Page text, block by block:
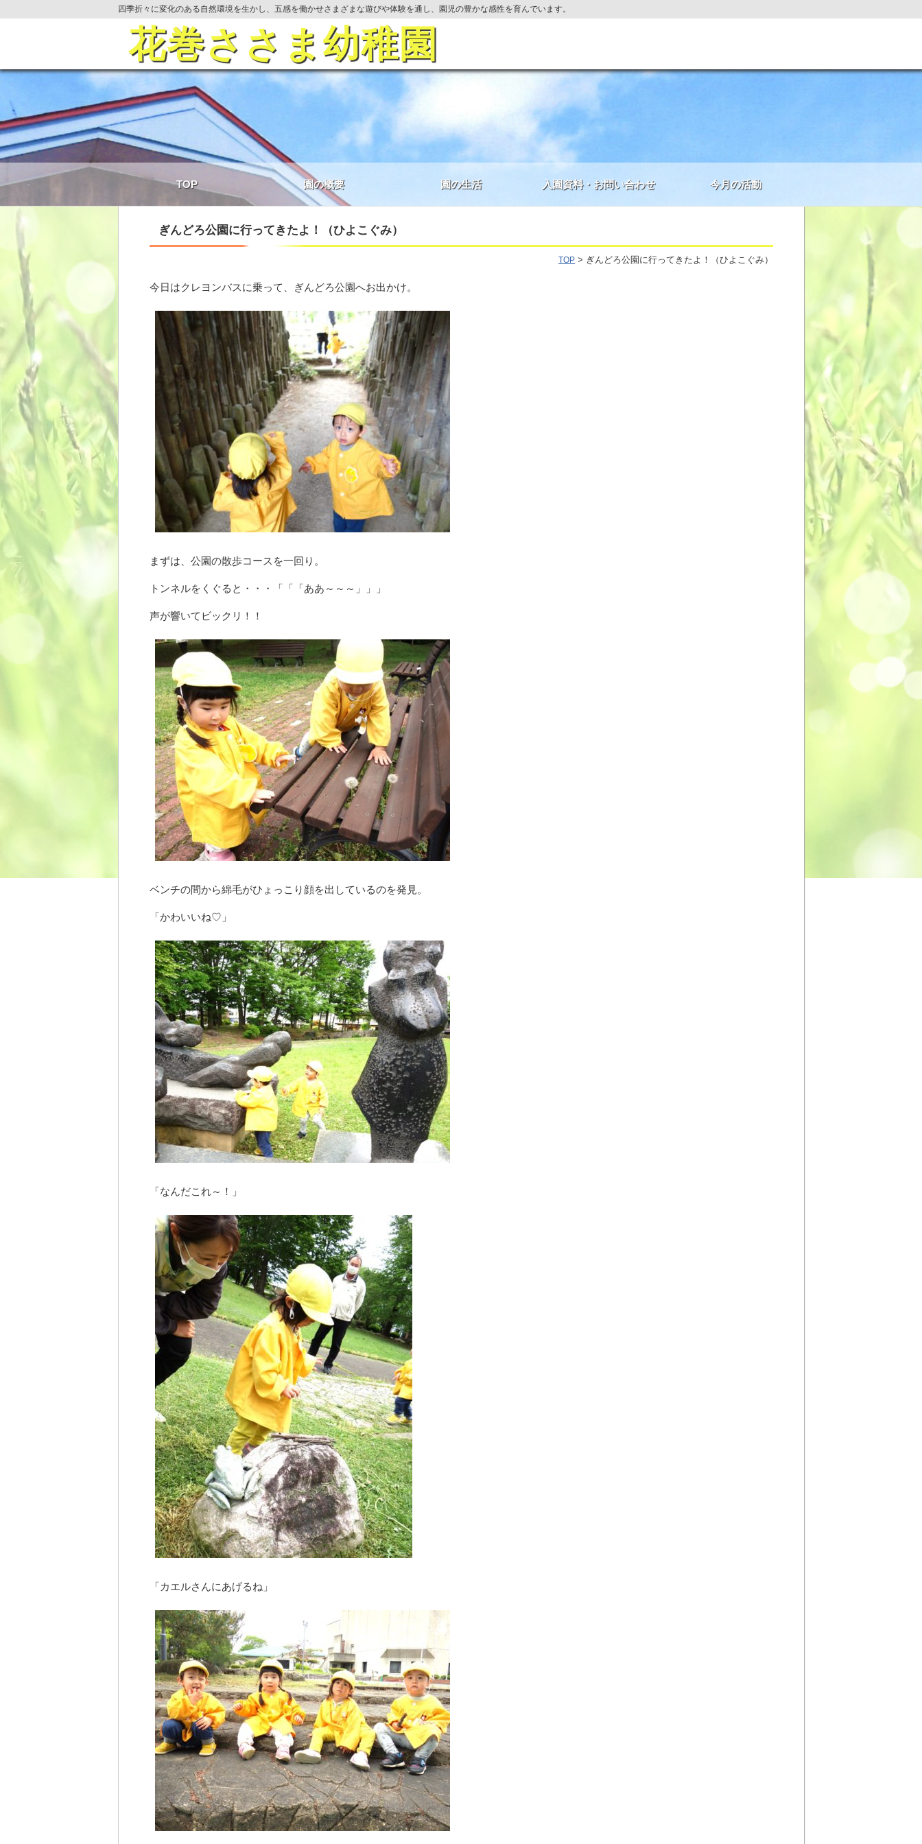
四季折々に変化のある自然環境を生かし、五感を働かせさまざまな遊びや体験を通し、園児の豊かな感性を育んでいます。
花巻ささま幼稚園
TOP 園の概要 園の生活 入園資料・お問い合わせ 今月の活動
ぎんどろ公園に行ってきたよ！（ひよこぐみ）
TOP > ぎんどろ公園に行ってきたよ！（ひよこぐみ）
今日はクレヨンバスに乗って、ぎんどろ公園へお出かけ。
まずは、公園の散歩コースを一回り。
トンネルをくぐると・・・「「「ああ～～～」」」
声が響いてビックリ！！
ベンチの間から綿毛がひょっこり顔を出しているのを発見。
「かわいいね♡」
「なんだこれ～！」
「カエルさんにあげるね」